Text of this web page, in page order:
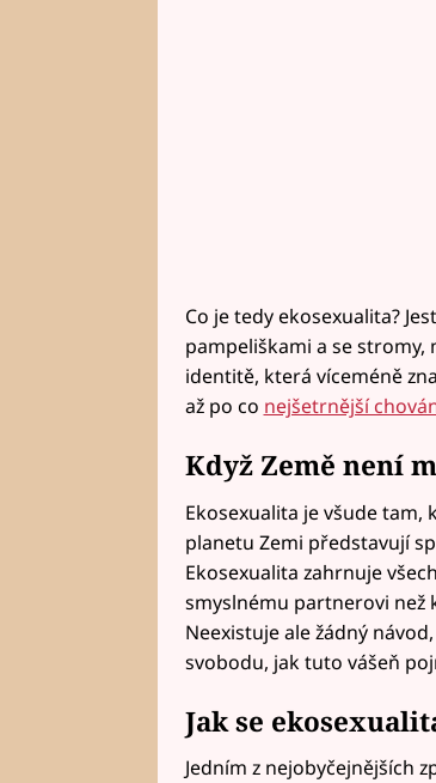
Co je tedy ekosexualita?
pampeliškami a se stromy,
identitě, která víceméně
až po co nejšetrnější
Když Země není
Ekosexualita je všude tam,
planetu Zemi představují
Ekosexualita zahrnuje
smyslnému partnerovi než
Neexistuje ale žádný
svobodu, jak tuto vášeň
Jak se
Jedním z nejobyčejnějších